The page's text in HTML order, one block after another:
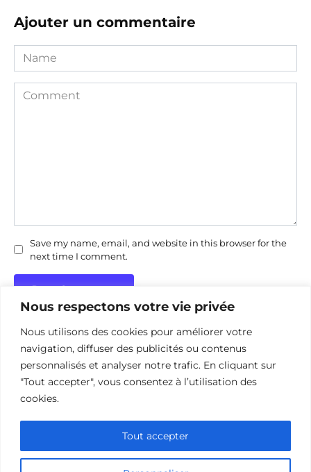
Nous respectons votre vie privée
Nous utilisons des cookies pour améliorer votre
navigation, diffuser des publicités ou contenus
personnalisés et analyser notre trafic. En cliquant sur
"Tout accepter", vous consentez à l’utilisation des
cookies.
Tout accepter
Ajouter un commentaire
Name
Comment
Save my name, email, and website in this browser for the
next time I comment.
Politique de confidentialité
Politique d’utilisation des cookies